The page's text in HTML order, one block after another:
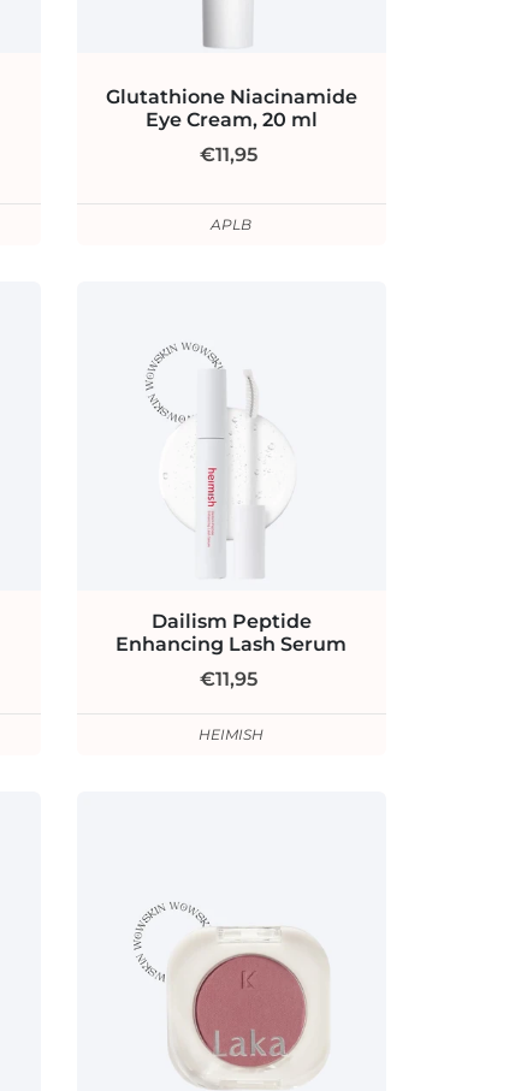
Glutathione Niacinamide
Eye Cream, 20 ml
€11,95
APLB
Dailism Peptide
Enhancing Lash Serum
€11,95
HEIMISH